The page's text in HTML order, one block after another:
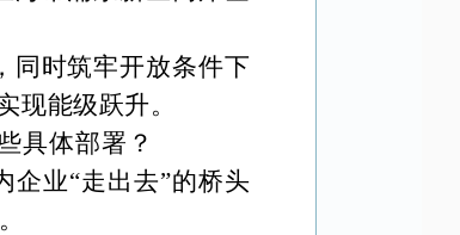
同时筑牢开放条件下
现能级跃升。
具体部署？
企业“走出去”的桥头